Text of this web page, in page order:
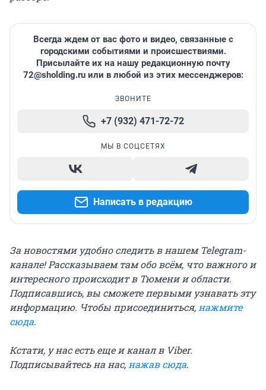
Всегда ждем от вас фото и видео, связанные с
городскими событиями и происшествиями.
Присылайте их на нашу редакционную почту
72@sholding.ruили в любой из этих мессенджеров:
ЗВОНИТЕ
+7 (932) 471-72-72
МЫ В СОЦСЕТЯХ
Написать в редакцию
За новостями удобно следить в нашем Telegram-
канале! Рассказываем там обо всём, что важного и
интересного происходит в Тюмени и области.
Подписавшись, вы сможете первыми узнавать эту
информацию. Чтобы присоединиться,нажмите
сюда.
Кстати, у нас есть еще и канал в Viber.
Подписывайтесь на нас,нажав сюда.